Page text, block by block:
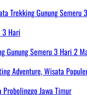
3 Hari
Gunung Semeru 3 Hari 2
Probolinggo Jawa Timur